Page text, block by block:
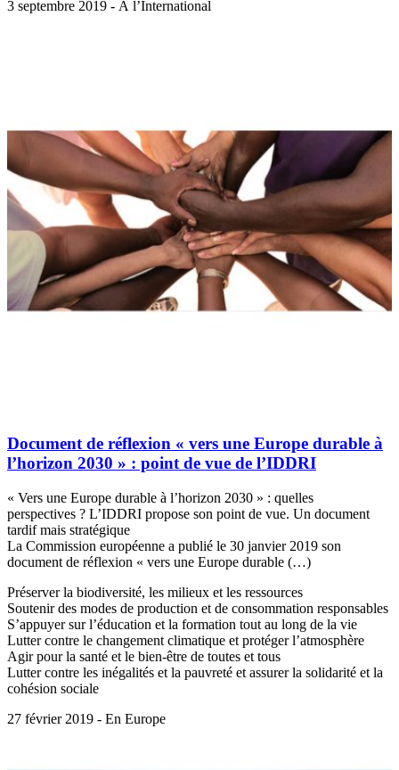
3 septembre 2019 - À l’International
Document de réflexion « vers une Europe durable à
l’horizon 2030 » : point de vue de l’IDDRI
« Vers une Europe durable à l’horizon 2030 » : quelles
perspectives ? L’IDDRI propose son point de vue. Un document
tardif mais stratégique
La Commission européenne a publié le 30 janvier 2019 son
document de réflexion « vers une Europe durable (…)
Préserver la biodiversité, les milieux et les ressources
Soutenir des modes de production et de consommation responsables
S’appuyer sur l’éducation et la formation tout au long de la vie
Lutter contre le changement climatique et protéger l’atmosphère
Agir pour la santé et le bien-être de toutes et tous
Lutter contre les inégalités et la pauvreté et assurer la solidarité et la
cohésion sociale
27 février 2019 - En Europe